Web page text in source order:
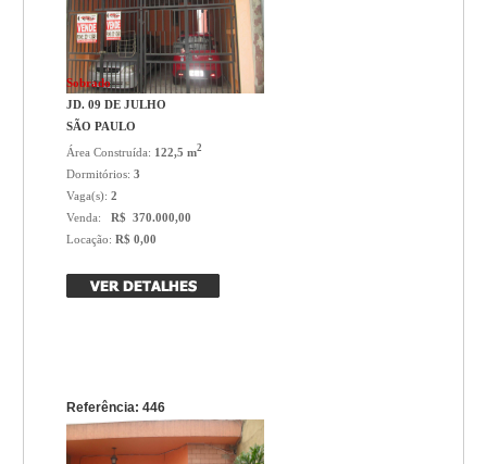
Sobrado
JD. 09 DE JULHO
SÃO PAULO
Área Construída: 122,5 m2
Dormitórios:3
Vaga(s):2
Venda:
R$ 370.000,00
Locação:R$ 0,00
Referência: 446